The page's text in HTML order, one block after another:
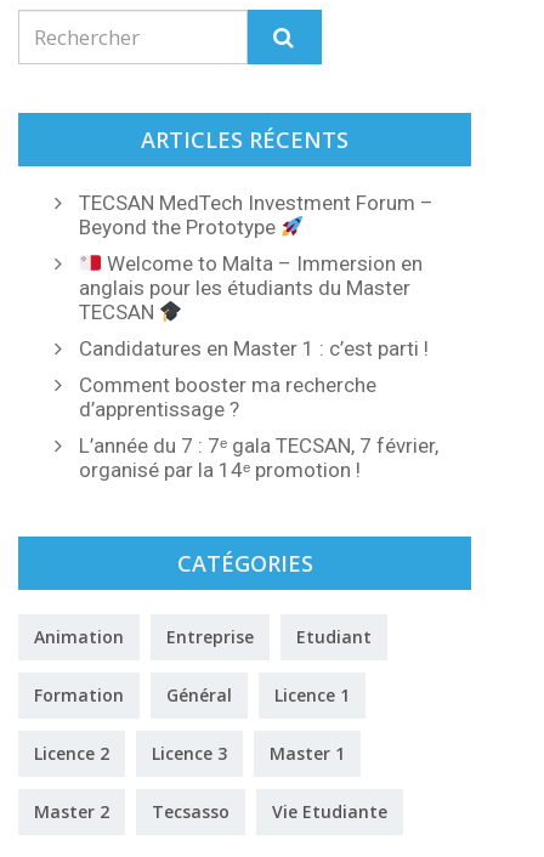
ARTICLES RÉCENTS
TECSAN MedTech Investment Forum –
Beyond the Prototype
Welcome to Malta – Immersion en
anglais pour les étudiants du Master
TECSAN
Candidatures en Master 1 : c’est parti !
Comment booster ma recherche
d’apprentissage ?
L’année du 7 : 7ᵉ gala TECSAN, 7 février,
organisé par la 14ᵉ promotion !
CATÉGORIES
Animation Entreprise Etudiant
Formation Général Licence 1
Licence 2 Licence 3 Master 1
Master 2 Tecsasso Vie Etudiante